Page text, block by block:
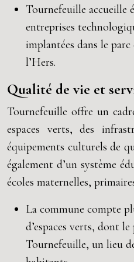
Tournefeuille accueille
entreprises
implantées dans le
l’Hers.
Qualité de vie et
Tournefeuille offre un
espaces verts, des
équipements culturels de
également d’un système
écoles maternelles,
La commune compte
d’espaces verts, dont
Tournefeuille, un lieu